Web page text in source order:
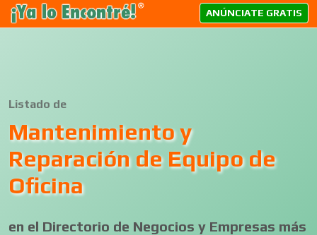
ANÚNCIATE GRATIS
Listado de
Mantenimiento y
Reparación de Equipo de
Oficina
en el Directorio de Negocios y Empresas más